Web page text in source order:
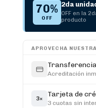
70%
OFF
2da
OFF en la
producto
APROVECHA
Acreditación
3×
Tarjeta de
3 cuotas sin